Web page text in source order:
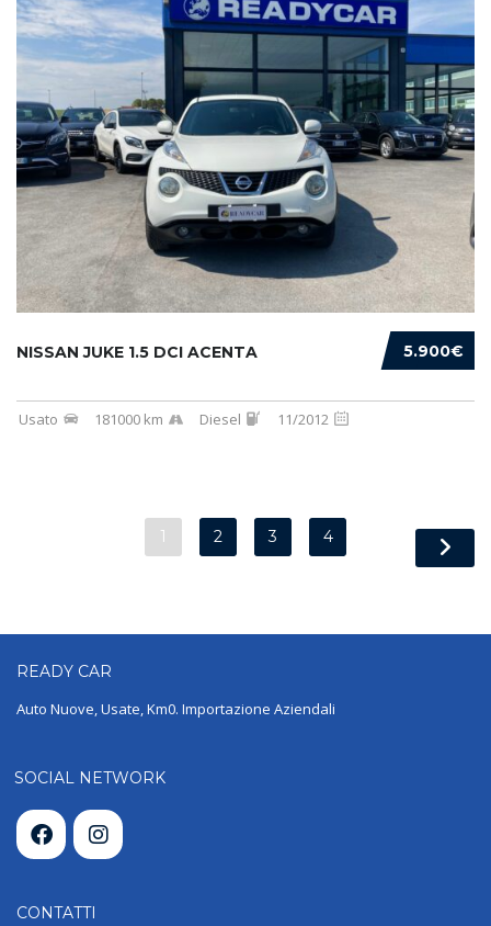
5.900€
NISSAN JUKE 1.5 DCI ACENTA
Usato 181000 km Diesel 11/2012
1 2 3 4
READY CAR
Auto Nuove, Usate, Km0. Importazione Aziendali
SOCIAL NETWORK
CONTATTI